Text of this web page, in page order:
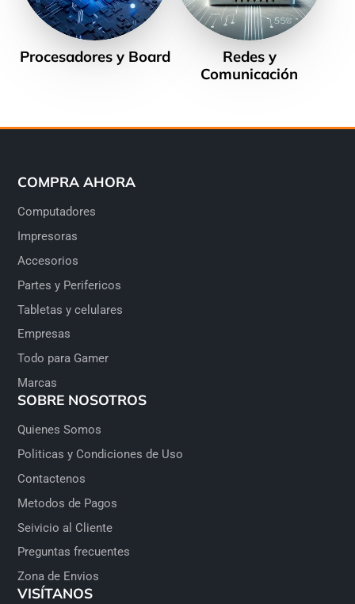
Procesadores y Board
Redes y
Comunicación
COMPRA AHORA
Computadores
Impresoras
Accesorios
Partes y Perifericos
Tabletas y celulares
Empresas
Todo para Gamer
Marcas
SOBRE NOSOTROS
Quienes Somos
Politicas y Condiciones de Uso
Contactenos
Metodos de Pagos
Seivicio al Cliente
Preguntas frecuentes
Zona de Envios
VISÍTANOS